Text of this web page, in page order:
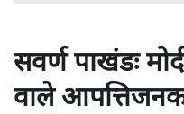
सवर्ण पाखंडः
वाले आपत्तिजनक